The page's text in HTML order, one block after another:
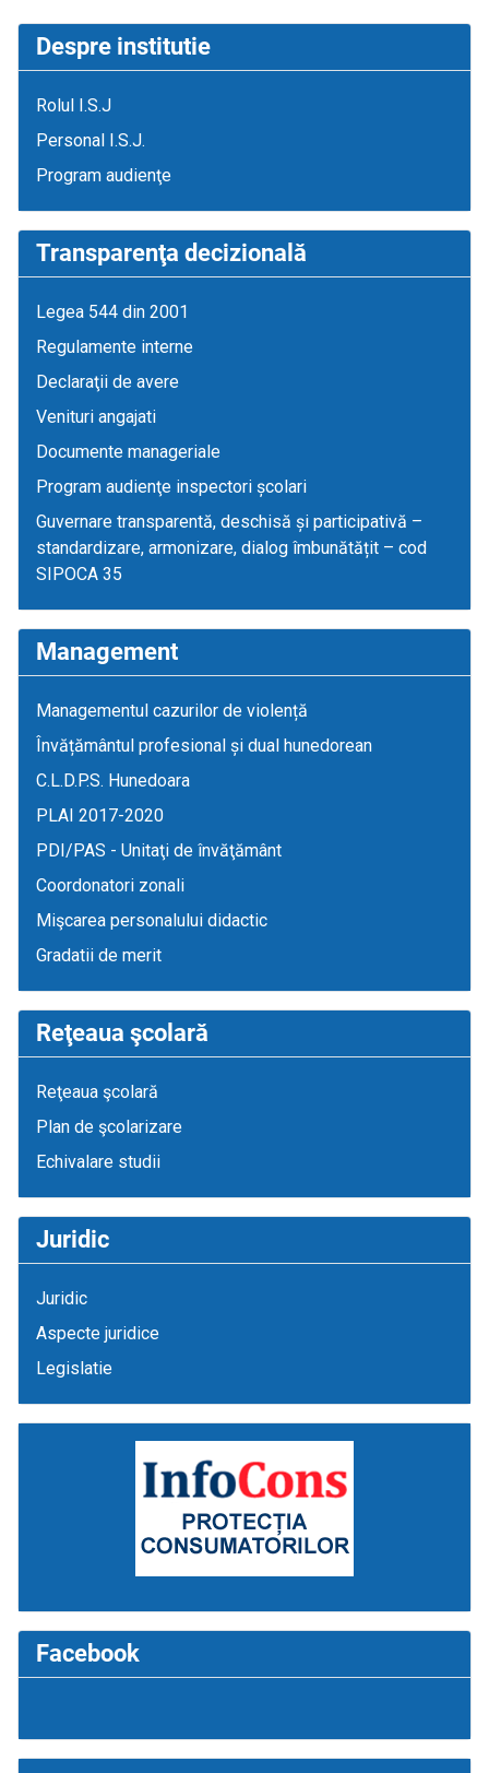
Despre institutie
Rolul I.S.J
Personal I.S.J.
Program audienţe
Transparenţa decizională
Legea 544 din 2001
Regulamente interne
Declaraţii de avere
Venituri angajati
Documente manageriale
Program audienţe inspectori școlari
Guvernare transparentă, deschisă și participativă –
standardizare, armonizare, dialog îmbunătățit – cod
SIPOCA 35
Management
Managementul cazurilor de violență
Învățământul profesional și dual hunedorean
C.L.D.P.S. Hunedoara
PLAI 2017-2020
PDI/PAS - Unitaţi de învăţământ
Coordonatori zonali
Mişcarea personalului didactic
Gradatii de merit
Reţeaua şcolară
Reţeaua şcolară
Plan de şcolarizare
Echivalare studii
Juridic
Juridic
Aspecte juridice
Legislatie
Facebook